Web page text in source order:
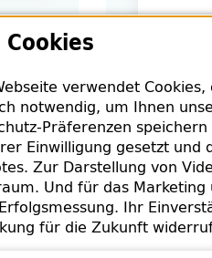
verwendet
notwendig, um Ihnen
Präferenzen
Einwilligung gesetzt und
Zur Darstellung von
Und für das
Ihr
für die Zukunft